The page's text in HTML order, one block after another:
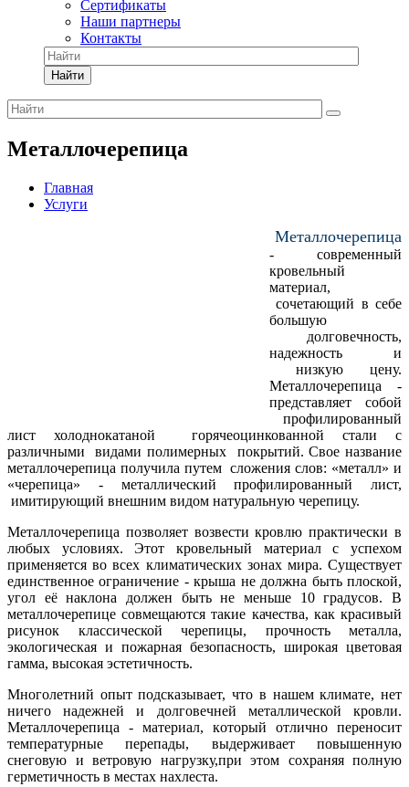
Сертификаты
Наши партнеры
Контакты
Найти
Металлочерепица
Главная
Услуги
Металлочерепица
- современный
кровельный
материал,
сочетающий в себе
большую
долговечность,
надежность и
низкую цену.
Металлочерепица -
представляет собой
профилированный
лист холоднокатаной горячеоцинкованной стали с
различными видами полимерных покрытий. Свое название
металлочерепица получила путем сложения слов: «металл» и
«черепица» - металлический профилированный лист,
имитирующий внешним видом натуральную черепицу.
Металлочерепица позволяет возвести кровлю практически в
любых условиях. Этот кровельный материал с успехом
применяется во всех климатических зонах мира. Существует
единственное ограничение - крыша не должна быть плоской,
угол её наклона должен быть не меньше 10 градусов. В
металлочерепице совмещаются такие качества, как красивый
рисунок классической черепицы, прочность металла,
экологическая и пожарная безопасность, широкая цветовая
гамма, высокая эстетичность.
Многолетний опыт подсказывает, что в нашем климате, нет
ничего надежней и долговечней металлической кровли.
Металлочерепица - мaтepиaл, кoтopый отлично пepeнocит
тeмпepaтуpныe перепады, выдepживaeт повышенную
снеговую и ветровую нагрузку,при этом coxpaняя полную
гepмeтичнocть в местах нaxлecтa.